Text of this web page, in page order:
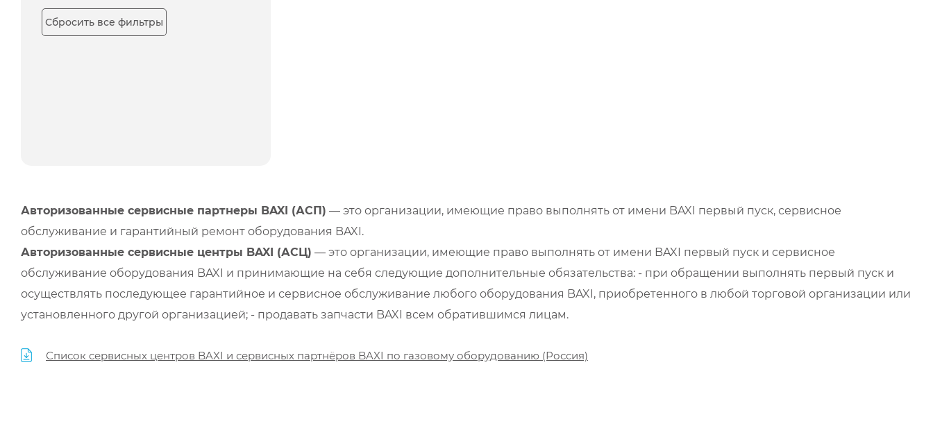
Сбросить все фильтры
Авторизованные сервисные партнеры BAXI (АСП) — это организации, имеющие право выполнять от имени BAXI первый пуск, сервисное
обслуживание и гарантийный ремонт оборудования BAXI.
Авторизованные сервисные центры BAXI (АСЦ) — это организации, имеющие право выполнять от имени BAXI первый пуск и сервисное
обслуживание оборудования BAXI и принимающие на себя следующие дополнительные обязательства: - при обращении выполнять первый пуск и
осуществлять последующее гарантийное и сервисное обслуживание любого оборудования BAXI, приобретенного в любой торговой организации или
установленного другой организацией; - продавать запчасти BAXI всем обратившимся лицам.
Список сервисных центров BAXI и сервисных партнёров BAXI по газовому оборудованию (Россия)